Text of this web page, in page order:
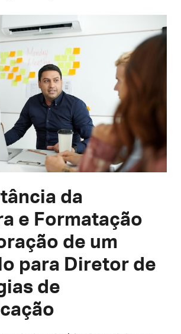
da
e Formatação
de um
para Diretor de
de